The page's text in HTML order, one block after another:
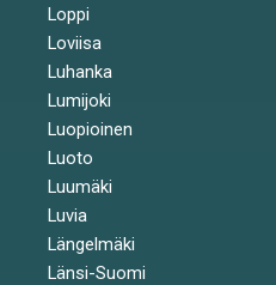
Loppi
Loviisa
Luhanka
Lumijoki
Luopioinen
Luoto
Luumäki
Luvia
Längelmäki
Länsi-Suomi